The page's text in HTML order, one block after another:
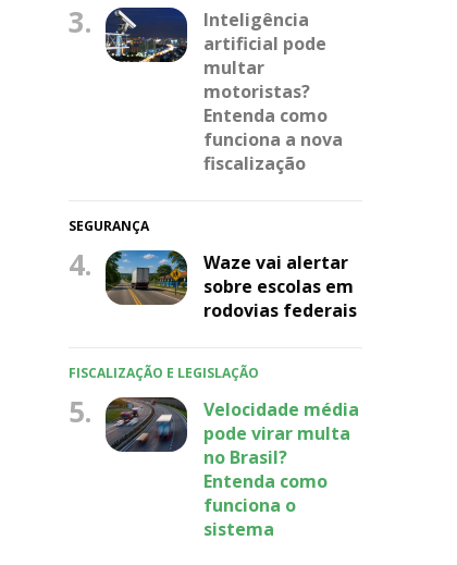
3.
Inteligência
artificial pode
multar
motoristas?
Entenda como
funciona a nova
fiscalização
SEGURANÇA
4.
Waze vai alertar
sobre escolas em
rodovias federais
FISCALIZAÇÃO E LEGISLAÇÃO
5.
Velocidade média
pode virar multa
no Brasil?
Entenda como
funciona o
sistema